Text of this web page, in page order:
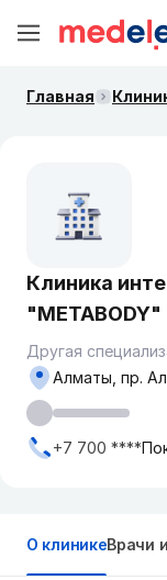
Главная
Клиника
"METABODY"
Другая
Алматы, пр.
+7 700 ****
О клиникеВрачи